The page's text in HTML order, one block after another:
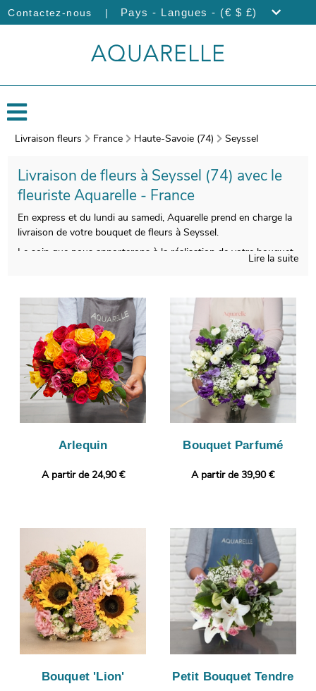
Contactez-nous | Pays - Langues - (€ $ £)
Livraison fleurs France Haute-Savoie (74) Seyssel
Livraison de fleurs à Seyssel (74) avec le
fleuriste Aquarelle - France
En express et du lundi au samedi, Aquarelle prend en charge la
livraison de votre bouquet de fleurs à Seyssel.
Le soin que nous apporterons à la réalisation de votre bouquet
réalisation, une photographie de votre composition florale sera
prise. Puis, nous vous enverrons cette photo sur votre boîte
mail, avant d’envoyer votre composition florale à Seyssel, à la
personne concernée. Envie de vous démarquer ? Vous avez
l’opportunité de glisser un message ou une photo, afin de
donner plus de personnalité à votre cadeau.
Lire la suite
Arlequin
A partir de 24,90 €
Bouquet Parfumé
A partir de 39,90 €
Bouquet 'Lion' Petit Bouquet Tendre